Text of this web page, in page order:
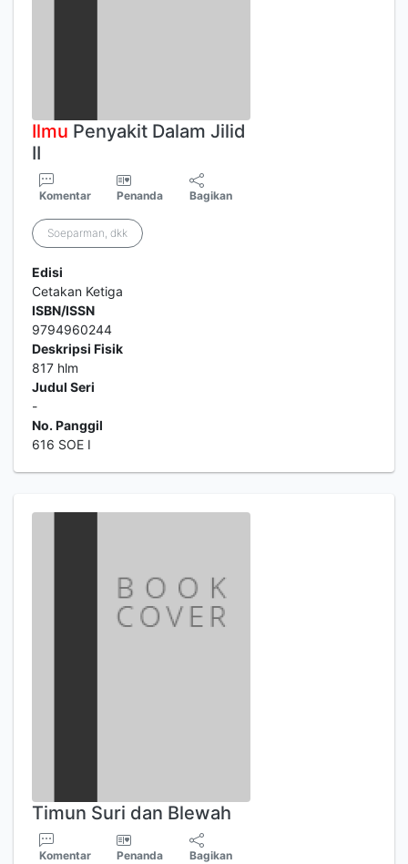
Ilmu Penyakit Dalam Jilid
II
Komentar Penanda Bagikan
Soeparman, dkk
Edisi
Cetakan Ketiga
ISBN/ISSN
9794960244
Deskripsi Fisik
817 hlm
Judul Seri
-
No. Panggil
616 SOE I
Timun Suri dan Blewah
Komentar Penanda Bagikan